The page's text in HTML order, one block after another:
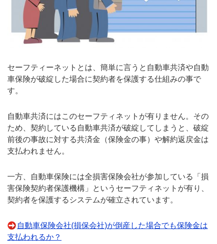
セーフティーネットとは、簡単に言うと自動車共済や自動
車保険が破綻した場合に契約者を保護する仕組みの事で
す。
自動車共済にはこのセーフティネットが有りません。その
ため、契約している自動車共済が破綻してしまうと、破綻
前後の事故に対する共済金（保険金の事）や解約返戻金は
支払われません。
一方、自動車保険には全損害保険会社が参加している「損
害保険契約者保護機構」というセーフティネットが有り、
契約者を保護するシステムが確立されています。
自動車保険会社(損保会社)が倒産した場合でも保険金は
支払われるか？